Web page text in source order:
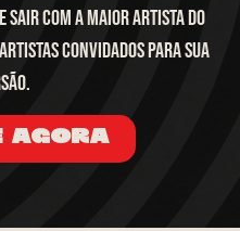
sair com a maior artista do
convidados para sua
AGORA